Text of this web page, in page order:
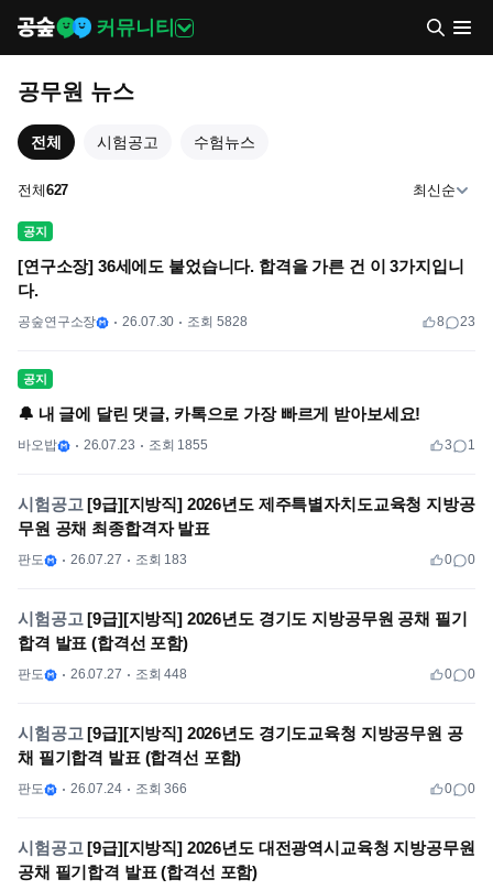
커뮤니티
공무원 뉴스
전체 시험공고 수험뉴스
전체627 최신순
공지
[연구소장] 36세에도 붙었습니다. 합격을 가른 건 이 3가지입니
다.
공숲연구소장 26.07.30 조회 5828 8 23
공지
🔔 내 글에 달린 댓글, 카톡으로 가장 빠르게 받아보세요!
바오밥 26.07.23 조회 1855 3 1
시험공고 [9급][지방직] 2026년도 제주특별자치도교육청 지방공
무원 공채 최종합격자 발표​​​​​​​​​​​​​
판도 26.07.27 조회 183 0 0
시험공고 [9급][지방직] 2026년도 경기도 지방공무원 공채 필기
합격 발표 (합격선 포함)
판도 26.07.27 조회 448 0 0
시험공고 [9급][지방직] 2026년도 경기도교육청 지방공무원 공
채 필기합격 발표 (합격선 포함)
판도 26.07.24 조회 366 0 0
시험공고 [9급][지방직] 2026년도 대전광역시교육청 지방공무원
공채 필기합격 발표 (합격선 포함)